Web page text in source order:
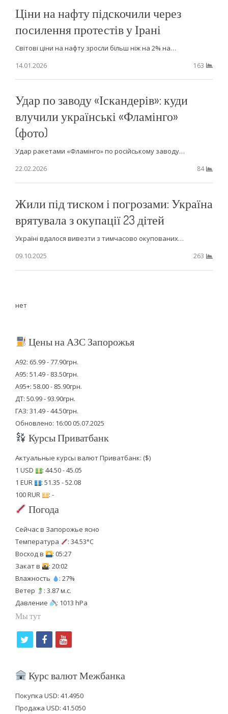
Ціни на нафту підскочили через
посилення протестів у Ірані
Світові ціни на нафту зросли більш ніж на 2% на…
14.01.2026
163
Удар по заводу «Іскандерів»: куди
влучили українські «Фламінго»
(фото)
Удар ракетами «Фламінго» по російському заводу…
22.02.2026
84
Жили під тиском і погрозами: Україна
врятувала з окупації 23 дітей
Україні вдалося вивезти з тимчасово окупованих…
09.10.2025
263
нет
Цены на АЗС Запорожья
А92: 65.99 - 77.90грн.
А95: 51.49 - 83.50грн.
А95+: 58.00 - 85.90грн.
ДТ: 50.99 - 93.90грн.
ГАЗ: 31.49 - 44.50грн.
Обновлено: 16:00 05.07.2025
Курсы Приватбанк
Актуальные курсы валют Приватбанк: ($)
1 USD
: 44.50 - 45.05
1 EUR
: 51.35 - 52.08
100 RUR
: -
Погода
Сейчас в Запорожье ясно
Температура
: 34.53°C
Восход в
: 05:27
Закат в
: 20:02
Влажность
: 27%
Ветер
: 3.87 м.с.
Давление
: 1013 hPa
Мы тут
i
t
f
c
b
y
u
u
Курс валют Межбанка
Покупка USD: 41.4950
Продажа USD: 41.5050